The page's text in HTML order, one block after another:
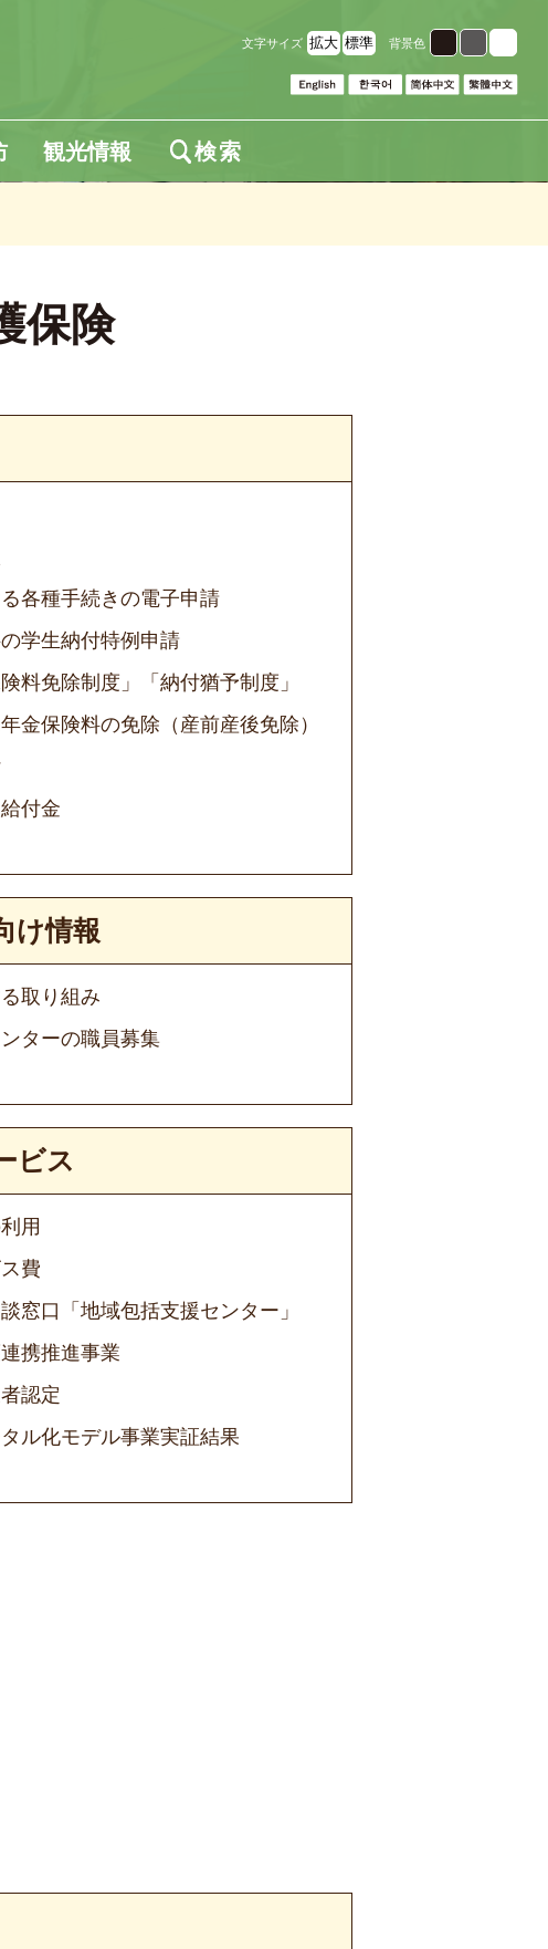
文字サイズ 拡大 標準 背景色
観光情報 検索
保険
各種手続きの電子申請
学生納付特例申請
料免除制度」「納付猶予制度」
金保険料の免除（産前産後免除）
付金
け情報
取り組み
ターの職員募集
ビス
用
費
窓口「地域包括支援センター」
携推進事業
認定
ル化モデル事業実証結果